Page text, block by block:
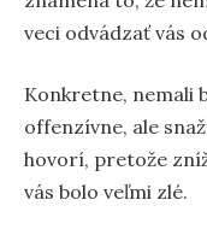
veci odvádzať vás
Konkretne, nemali
offenzívne, ale
hovorí, pretože
vás bolo veľmi zlé.